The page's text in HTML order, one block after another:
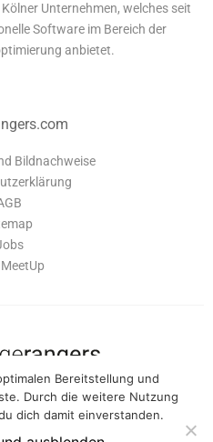
Unternehmen, welches seit
Software im Bereich der
anbietet.
Bildnachweise
die dir alle Tools bietet um deine
für Suchmaschinen zu optimieren.
Bereitstellung und
Durch die weitere Nutzung
dich damit einverstanden.